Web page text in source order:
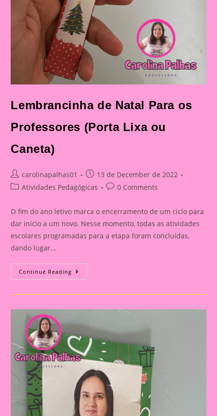
Lembrancinha de Natal Para os
Professores (Porta Lixa ou
Caneta)
Post
author:
carolinapalhas01
Post
published:
13 de December de 2022
PostAtividades Pedagógicas
Post0 Comments
O fim do ano letivo marca o encerramento de um ciclo para
dar início a um novo. Nesse momento, todas as atividades
escolares programadas para a etapa foram concluídas,
dando lugar…
Continue Reading Lembrancinha
De
Para
Ou
Caneta)